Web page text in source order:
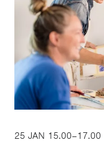
25 JAN 15.00–17.00